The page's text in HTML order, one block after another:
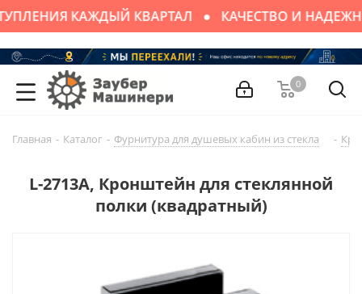
КАЖДЫЙ КВАРТАЛ КАЧЕСТВО И
0
Главная - Каталог - Фурнитура для душевых кабин из стекла -
L-2713A, Кронштейн для стеклянной
полки (квадратный)